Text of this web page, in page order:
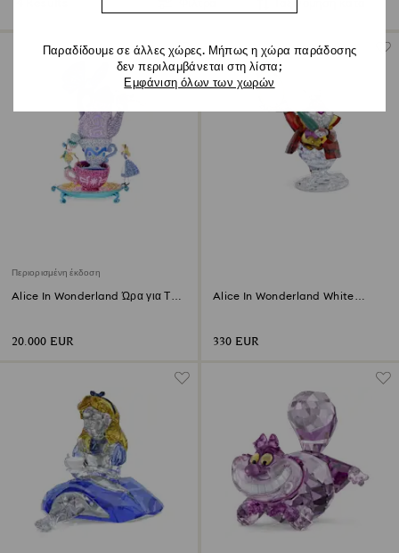
Περιορισμένη έκδοση
Alice In Wonderland Ώρα για Τσάι
20.000 EUR
Alice In Wonderland White
330 EUR
Παραδίδουμε σε άλλες χώρες. Μήπως η χώρα παράδοσης
δεν περιλαμβάνεται στη λίστα;
Εμφάνιση όλων των χωρών